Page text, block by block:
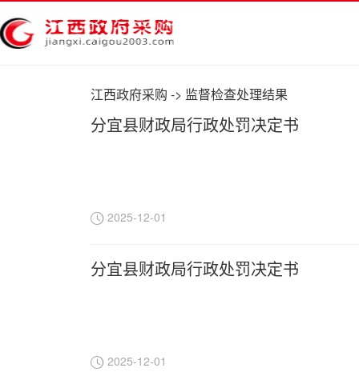
江西政府采购 -> 监督检查处理结果
分宜县财政局行政处罚决定书
2025-12-01
分宜县财政局行政处罚决定书
2025-12-01